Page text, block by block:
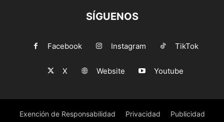
SÍGUENOS
Facebook Instagram TikTok
X Website Youtube
Exención de Responsabilidad Privacidad Publicidad